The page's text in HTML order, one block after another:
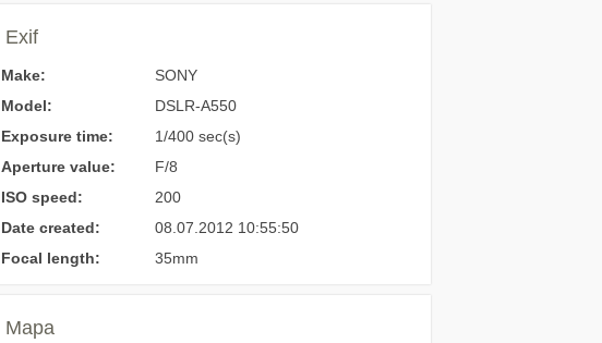
Exif
Make:
SONY
Model:
DSLR-A550
Exposure time:
1/400 sec(s)
Aperture value:
F/8
ISO speed:
200
Date created:
08.07.2012 10:55:50
Focal length:
35mm
Mapa